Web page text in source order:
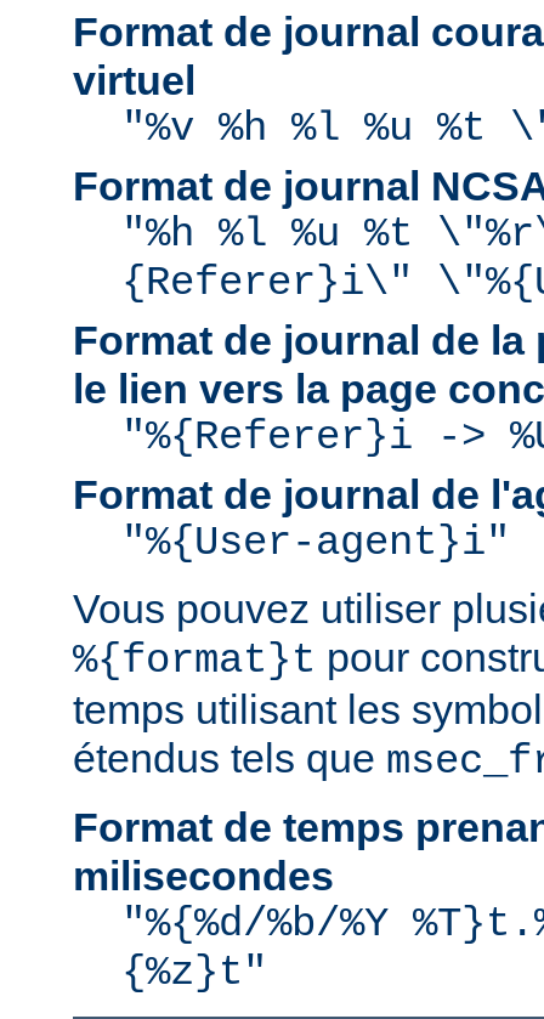
Format de journal
virtuel
"%v %h %l %u %t
Format de journal
"%h %l %u %t
{Referer}i\"
Format de journal de
le lien vers la page
"%{Referer}i ->
Format de journal de
"%{User-agent}i"
Vous pouvez utiliser
%{format}t pour
temps utilisant les
étendus tels que
Format de temps
milisecondes
"%{%d/%b/%Y
{%z}t"